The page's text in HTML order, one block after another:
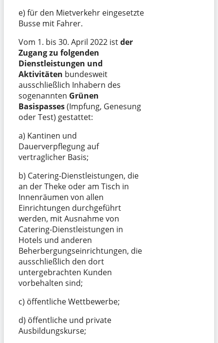
e) für den Mietverkehr eingesetzte
Busse mit Fahrer.
Vom 1. bis 30. April 2022 istder
Zugang zu folgenden
Dienstleistungen und
Aktivitäten bundesweit
ausschließlich Inhabern des
sogenannten Grünen
Basispasses(Impfung, Genesung
oder Test) gestattet:
a) Kantinen und
Dauerverpflegung auf
vertraglicher Basis;
b) Catering-Dienstleistungen, die
an der Theke oder am Tisch in
Innenräumen von allen
Einrichtungen durchgeführt
werden, mit Ausnahme von
Catering-Dienstleistungen in
Hotels und anderen
Beherbergungseinrichtungen, die
ausschließlich den dort
untergebrachten Kunden
vorbehalten sind;
c) öffentliche Wettbewerbe;
d) öffentliche und private
Ausbildungskurse;